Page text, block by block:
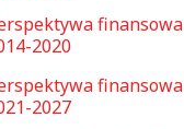
finansowa
2020
finansowa
2027